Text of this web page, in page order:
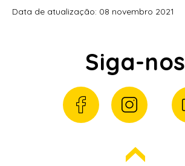
Data de atualização: 08 novembro 2021
Siga-nos